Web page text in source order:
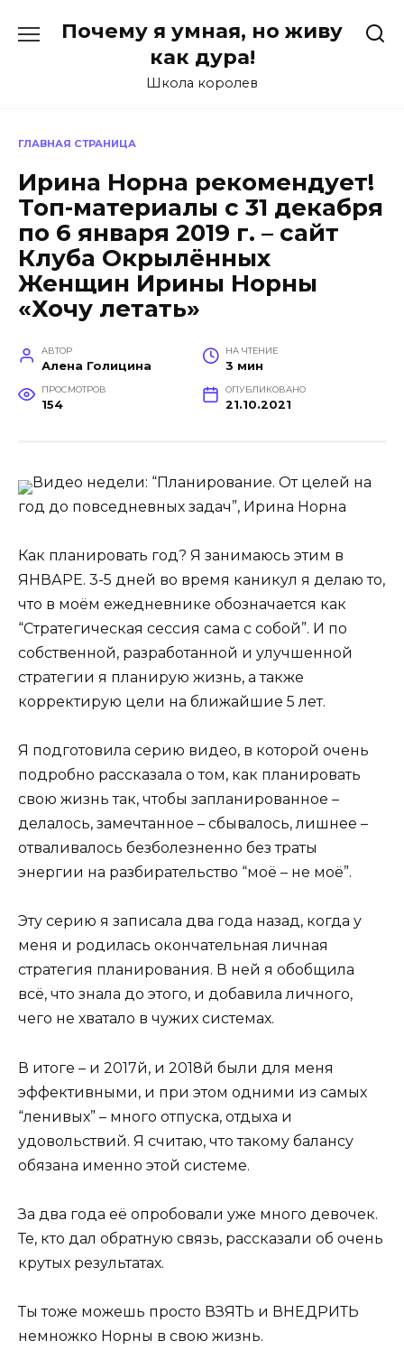
Почему я умная, но живу
как дура!
Школа королев
ГЛАВНАЯ СТРАНИЦА
Ирина Норна рекомендует!
Топ-материалы с 31 декабря
по 6 января 2019 г. – сайт
Клуба Окрылённых
Женщин Ирины Норны
«Хочу летать»
АВТОР
Алена Голицина
НА ЧТЕНИЕ
3 мин
ПРОСМОТРОВ
154
ОПУБЛИКОВАНО
21.10.2021
Видео недели: “Планирование. От целей на
год до повседневных задач”, Ирина Норна
Как планировать год? Я занимаюсь этим в
ЯНВАРЕ. 3-5 дней во время каникул я делаю то,
что в моём ежедневнике обозначается как
“Стратегическая сессия сама с собой”. И по
собственной, разработанной и улучшенной
стратегии я планирую жизнь, а также
корректирую цели на ближайшие 5 лет.
Я подготовила серию видео, в которой очень
подробно рассказала о том, как планировать
свою жизнь так, чтобы запланированное –
делалось, замечтанное – сбывалось, лишнее –
отваливалось безболезненно без траты
энергии на разбирательство “моё – не моё”.
Эту серию я записала два года назад, когда у
меня и родилась окончательная личная
стратегия планирования. В ней я обобщила
всё, что знала до этого, и добавила личного,
чего не хватало в чужих системах.
В итоге – и 2017й, и 2018й были для меня
эффективными, и при этом одними из самых
“ленивых” – много отпуска, отдыха и
удовольствий. Я считаю, что такому балансу
обязана именно этой системе.
За два года её опробовали уже много девочек.
Те, кто дал обратную связь, рассказали об очень
крутых результатах.
Ты тоже можешь просто ВЗЯТЬ и ВНЕДРИТЬ
немножко Норны в свою жизнь.